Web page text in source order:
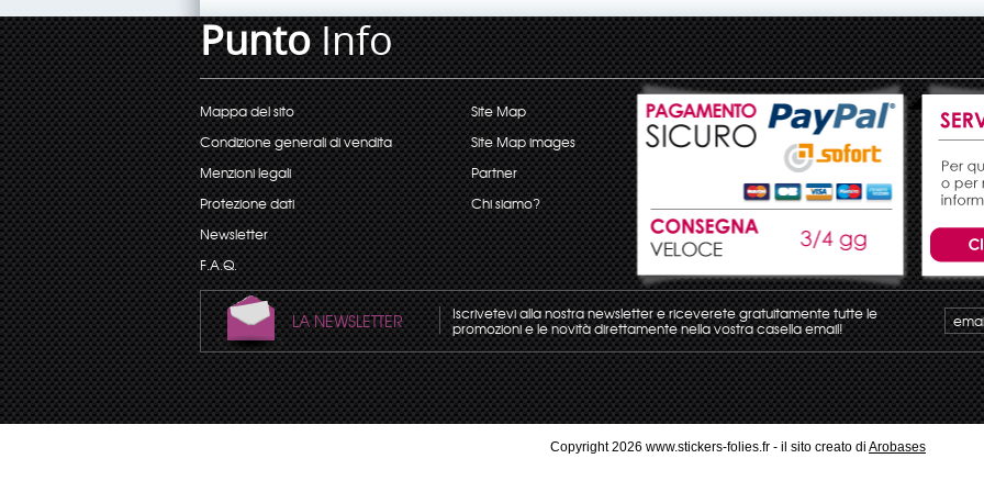
PuntoInfo
Mappa del sito
Condizione generali di vendita
Menzioni legali
Protezione dati
Newsletter
F.A.Q.
Site Map
Site Map images
Partner
Chi siamo?
LA NEWSLETTER Iscrivetevi alla nostra newsletter e riceverete gratuitamente tutte le
promozioni e le novità direttamente nella vostra casella email!
Copyright 2026 www.stickers-folies.fr - il sito creato di Arobases